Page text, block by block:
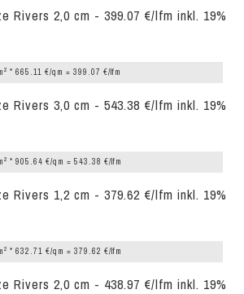
Rivers 2,0 cm - 399.07 €/lfm inkl. 19%
2 * 665.11 €/qm = 399.07 €/lfm
Rivers 3,0 cm - 543.38 €/lfm inkl. 19%
2 * 905.64 €/qm = 543.38 €/lfm
Rivers 1,2 cm - 379.62 €/lfm inkl. 19%
2 * 632.71 €/qm = 379.62 €/lfm
Rivers 2,0 cm - 438.97 €/lfm inkl. 19%